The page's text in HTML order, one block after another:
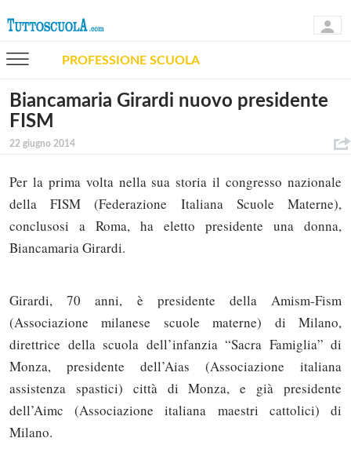
PROFESSIONE SCUOLA
Biancamaria Girardi nuovo presidente
FISM
22 giugno 2014
Per la prima volta nella sua storia il congresso nazionale
della FISM (Federazione Italiana Scuole Materne),
conclusosi a Roma, ha eletto presidente una donna,
Biancamaria Girardi.
Girardi, 70 anni, è presidente della Amism-Fism
(Associazione milanese scuole materne) di Milano,
direttrice della scuola dell’infanzia “Sacra Famiglia” di
Monza, presidente dell’Aias (Associazione italiana
assistenza spastici) città di Monza, e già presidente
dell’Aimc (Associazione italiana maestri cattolici) di
Milano.